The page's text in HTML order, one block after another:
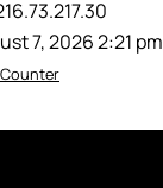
7, 2026 2:21 pm